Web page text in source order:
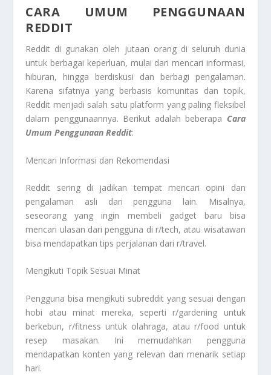
CARA UMUM PENGGUNAAN
REDDIT
Reddit di gunakan oleh jutaan orang di seluruh dunia
untuk berbagai keperluan, mulai dari mencari informasi,
hiburan, hingga berdiskusi dan berbagi pengalaman.
Karena sifatnya yang berbasis komunitas dan topik,
Reddit menjadi salah satu platform yang paling fleksibel
dalam penggunaannya. Berikut adalah beberapa Cara
Umum Penggunaan Reddit:
Mencari Informasi dan Rekomendasi
Reddit sering di jadikan tempat mencari opini dan
pengalaman asli dari pengguna lain. Misalnya,
seseorang yang ingin membeli gadget baru bisa
mencari ulasan dari pengguna di r/tech, atau wisatawan
bisa mendapatkan tips perjalanan dari r/travel.
Mengikuti Topik Sesuai Minat
Pengguna bisa mengikuti subreddit yang sesuai dengan
hobi atau minat mereka, seperti r/gardening untuk
berkebun, r/fitness untuk olahraga, atau r/food untuk
resep masakan. Ini memudahkan pengguna
mendapatkan konten yang relevan dan menarik setiap
hari.